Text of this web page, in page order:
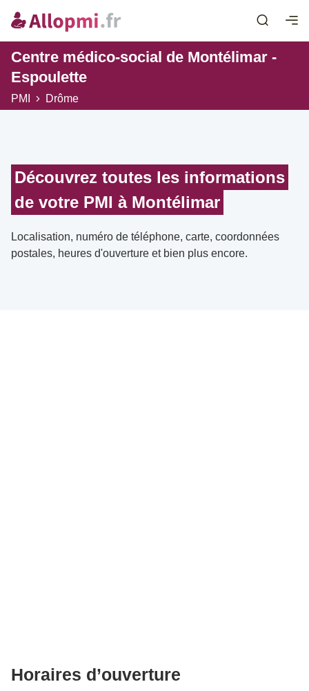
Centre médico-social de Montélimar -
Espoulette
PMI Drôme
Découvrez toutes les informations
de votre PMI à Montélimar
Localisation, numéro de téléphone, carte, coordonnées
postales, heures d'ouverture et bien plus encore.
Horaires d’ouverture